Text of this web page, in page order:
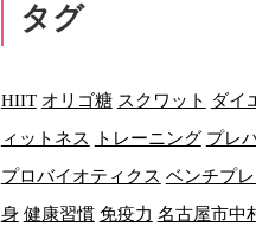
タグ
HIIT オリゴ糖 スクワット ダイ
ィットネス
トレーニング プレ
プロバイオティクス ベンチプ
身 健康習慣 免疫力 名古屋市中